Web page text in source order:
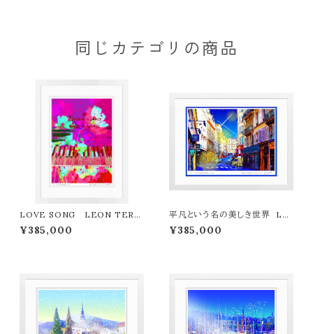
同じカテゴリの商品
LOVE SONG LEON TERA
SHIMA版画作品77作限定（オン
ライン限定特典付き作品〉
¥385,000
平凡という名の美しき世界 LE
ON TERASHIMA版画作品77
作限定（オンライン限定特典付き
¥385,000